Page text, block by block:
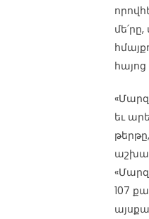
հայոց
եւ
107